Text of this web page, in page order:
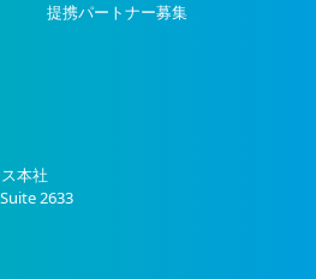
提携パートナー募集
本社
2633